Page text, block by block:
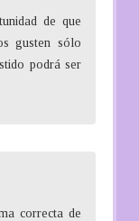
de que
gusten sólo
podrá ser
correcta de